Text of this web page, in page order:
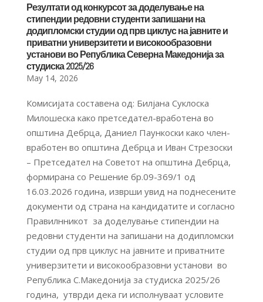
Резултати од конкурсот за доделување на
стипендии редовни студенти запишани на
додипломски студии од прв циклус на јавните и
приватни универзитети и високообразовни
установи во Република Северна Македонија за
студиска 2025/26
May 14, 2026
Комисијата составена од: Билјана Суклоска
Милошеска како претседател-вработена во
општина Дебрца, Даниел Паункоски како член-
вработен во општина Дебрца и Иван Стрезоски
– Претседател на Советот на општина Дебрца,
формирана со Решение бр.09-369/1 од
16.03.2026 година, изврши увид на поднесените
документи од страна на кандидатите и согласно
Правилнникот за доделување стипендии на
редовни студенти на запишани на додипломски
студии од прв циклус на јавните и приватните
универзитети и високообразовни установи во
Република С.Македонија за студиска 2025/26
година, утврди дека ги исполнуваат условите